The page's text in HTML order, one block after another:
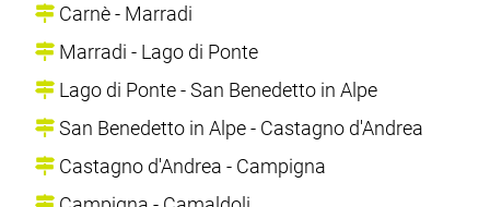
Carnè - Marradi
Marradi - Lago di Ponte
Lago di Ponte - San Benedetto in Alpe
San Benedetto in Alpe - Castagno d'Andrea
Castagno d'Andrea - Campigna